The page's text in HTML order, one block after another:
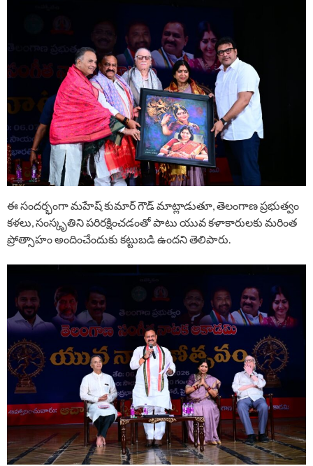
ఈ సందర్భంగా మహేష్ కుమార్ గౌడ్ మాట్లాడుతూ, తెలంగాణ ప్రభుత్వం
కళలు, సంస్కృతిని పరిరక్షించడంతో పాటు యువ కళాకారులకు మరింత
ప్రోత్సాహం అందించేందుకు కట్టుబడి ఉందని తెలిపారు.